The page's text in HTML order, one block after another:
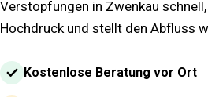
Verstopfungen in Zwenkau
Hochdruck und stellt den Abfluss
Kostenlose Beratung vor Ort